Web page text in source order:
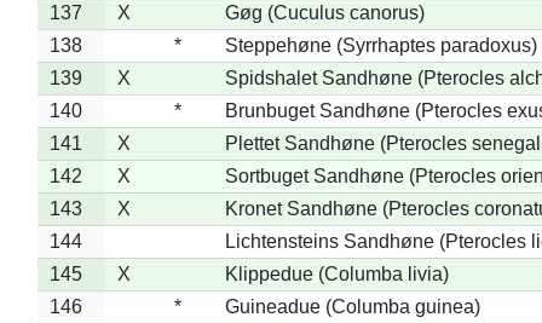
137
X
Gøg (Cuculus canorus)
138
*
Steppehøne (Syrrhaptes paradoxus)
139
X
Spidshalet Sandhøne (Pterocles
140
*
Brunbuget Sandhøne (Pterocles
141
X
Plettet Sandhøne (Pterocles
142
X
Sortbuget Sandhøne (Pterocles
143
X
Kronet Sandhøne (Pterocles
144
Lichtensteins Sandhøne (Pterocles
145
X
Klippedue (Columba livia)
146
*
Guineadue (Columba guinea)